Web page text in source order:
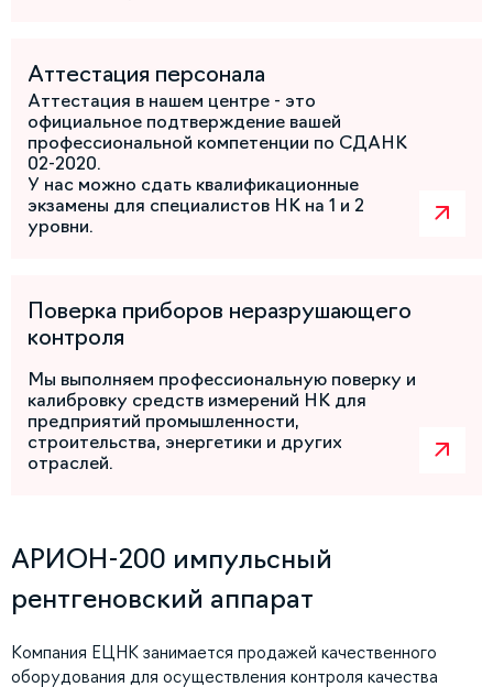
Аттестация персонала
Аттестация в нашем центре - это
официальное подтверждение вашей
профессиональной компетенции по СДАНК
02-2020.
У нас можно сдать квалификационные
экзамены для специалистов НК на 1 и 2
уровни.
Поверка приборов неразрушающего
контроля
Мы выполняем профессиональную поверку и
калибровку средств измерений НК для
предприятий промышленности,
строительства, энергетики и других
отраслей.
АРИОН-200 импульсный
рентгеновский аппарат
Компания ЕЦНК занимается продажей качественного
оборудования для осуществления контроля качества